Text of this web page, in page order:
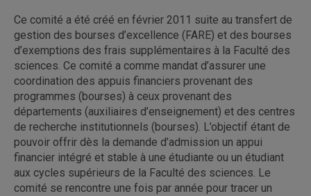
Ce comité a été créé en février 2011 suite au transfert de
gestion des bourses d’excellence (FARE) et des bourses
d’exemptions des frais supplémentaires à la Faculté des
sciences. Ce comité a comme mandat d’assurer une
coordination des appuis financiers provenant des
programmes (bourses) à ceux provenant des
départements (auxiliaires d’enseignement) et des centres
de recherche institutionnels (bourses). L’objectif étant de
pouvoir offrir dès la demande d’admission un appui
financier intégré et stable à une étudiante ou un étudiant
aux cycles supérieurs de la Faculté des sciences. Le
comité se rencontre une fois par année pour tracer un